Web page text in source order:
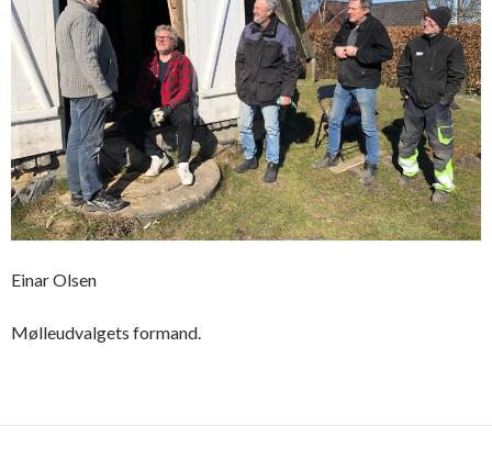
Einar Olsen
Mølleudvalgets formand.